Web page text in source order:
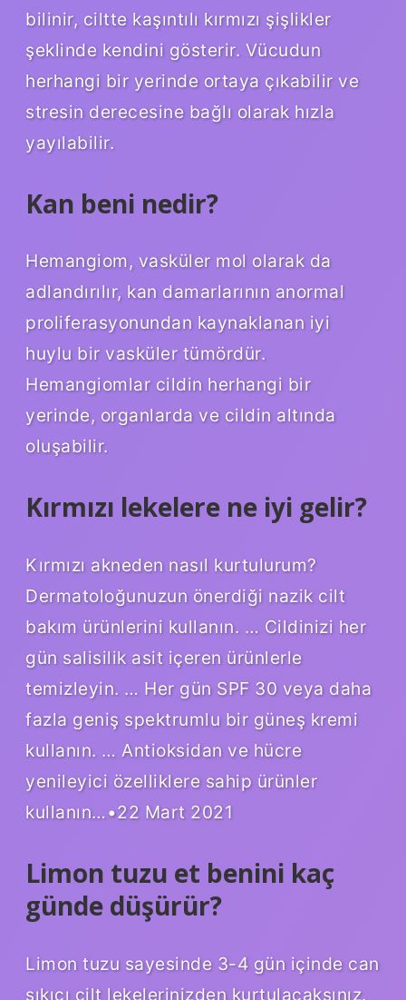
bilinir, ciltte kaşıntılı kırmızı şişlikler
şeklinde kendini gösterir. Vücudun
herhangi bir yerinde ortaya çıkabilir ve
stresin derecesine bağlı olarak hızla
yayılabilir.
Kan beni nedir?
Hemangiom, vasküler mol olarak da
adlandırılır, kan damarlarının anormal
proliferasyonundan kaynaklanan iyi
huylu bir vasküler tümördür.
Hemangiomlar cildin herhangi bir
yerinde, organlarda ve cildin altında
oluşabilir.
Kırmızı lekelere ne iyi gelir?
Kırmızı akneden nasıl kurtulurum?
Dermatoloğunuzun önerdiği nazik cilt
bakım ürünlerini kullanın. … Cildinizi her
gün salisilik asit içeren ürünlerle
temizleyin. … Her gün SPF 30 veya daha
fazla geniş spektrumlu bir güneş kremi
kullanın. … Antioksidan ve hücre
yenileyici özelliklere sahip ürünler
kullanın…•22 Mart 2021
Limon tuzu et benini kaç
günde düşürür?
Limon tuzu sayesinde 3-4 gün içinde can
sıkıcı cilt lekelerinizden kurtulacaksınız.